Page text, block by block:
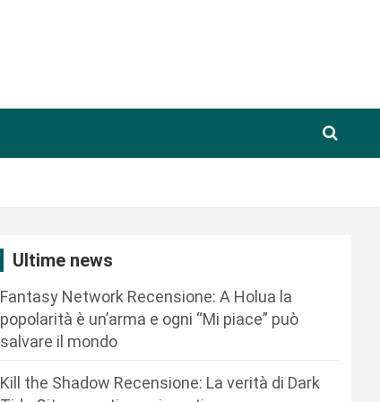
Ultime news
Fantasy Network Recensione: A Holua la
popolarità è un’arma e ogni “Mi piace” può
salvare il mondo
Kill the Shadow Recensione: La verità di Dark